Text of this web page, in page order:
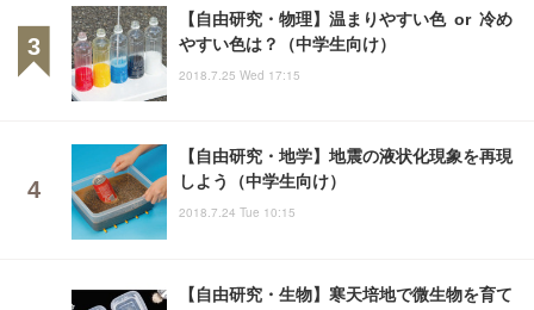
【自由研究・物理】温まりやすい色 or 冷め
やすい色は？（中学生向け）
2018.7.25 Wed 17:15
【自由研究・地学】地震の液状化現象を再現
しよう（中学生向け）
2018.7.24 Tue 10:15
【自由研究・生物】寒天培地で微生物を育て